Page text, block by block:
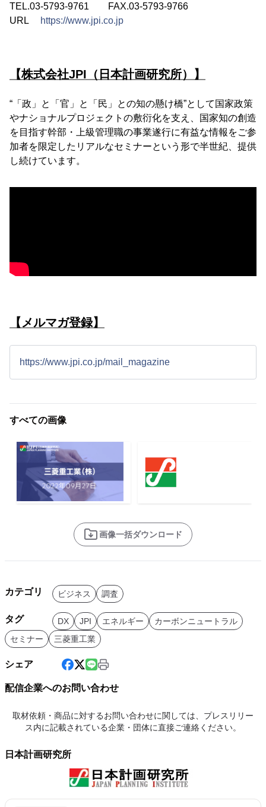
TEL.03-5793-9761 FAX.03-5793-9766
URL
https://www.jpi.co.jp
【株式会社JPI（日本計画研究所）】
“「政」と「官」と「民」との知の懸け橋”として国家政策
やナショナルプロジェクトの敷衍化を支え、国家知の創造
を目指す幹部・上級管理職の事業遂行に有益な情報をご参
加者を限定したリアルなセミナーという形で半世紀、提供
し続けています。
【メルマガ登録】
https://www.jpi.co.jp/mail_magazine
すべての画像
画像一括ダウンロード
カテゴリ ビジネス 調査
タグ DX JPI エネルギー
カーボンニュートラル
セミナー
三菱重工業
シェア
配信企業へのお問い合わせ
取材依頼・商品に対するお問い合わせに関しては、プレスリリー
ス内に記載されている企業・団体に直接ご連絡ください。
日本計画研究所